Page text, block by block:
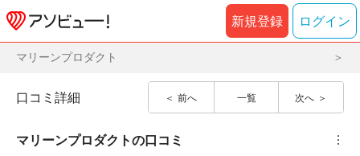
新規登録 ログイン
マリーンプロダクト
前へ 一覧 次へ
口コミ詳細
マリーンプロダクトの口コミ ︙